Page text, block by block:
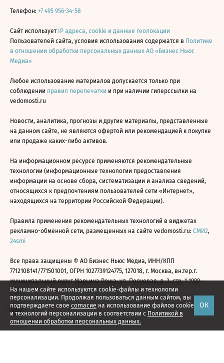
На нашем сайте используются cookie-файлы и технологии
персонализации. Продолжая пользоваться данным сайтом, вы
подтверждаете свое согласие на использование файлов cookie
и технологий персонализации в соответствии с Политикой в
отношении обработки персональных данных.
ОК
Телефон: +7 495 956-34-58
Сайт использует IP адреса, cookie и данные геолокации
Пользователей сайта, условия использования содержатся в Политике
в отношении обработки персональных данных АО «Бизнес Ньюс
Медиа»
Любое использование материалов допускается только при
соблюдении правил перепечатки и при наличии гиперссылки на
vedomosti.ru
Новости, аналитика, прогнозы и другие материалы, представленные
на данном сайте, не являются офертой или рекомендацией к покупке
или продаже каких-либо активов.
На информационном ресурсе применяются рекомендательные
технологии (информационные технологии предоставления
информации на основе сбора, систематизации и анализа сведений,
относящихся к предпочтениям пользователей сети «Интернет»,
находящихся на территории Российской Федерации).
Правила применения рекомендательных технологий в виджетах
рекламно-обменной сети, размещенных на сайте vedomosti.ru: СМИ2,
24smi
Все права защищены © АО Бизнес Ньюс Медиа, ИНН/КПП
7712108141/771501001, ОГРН 1027739124775, 127018, г. Москва, вн.тер.г.
муниципальный округ Марьина Роща, ул. Полковая, д. 3, стр. 1 1999—
2026